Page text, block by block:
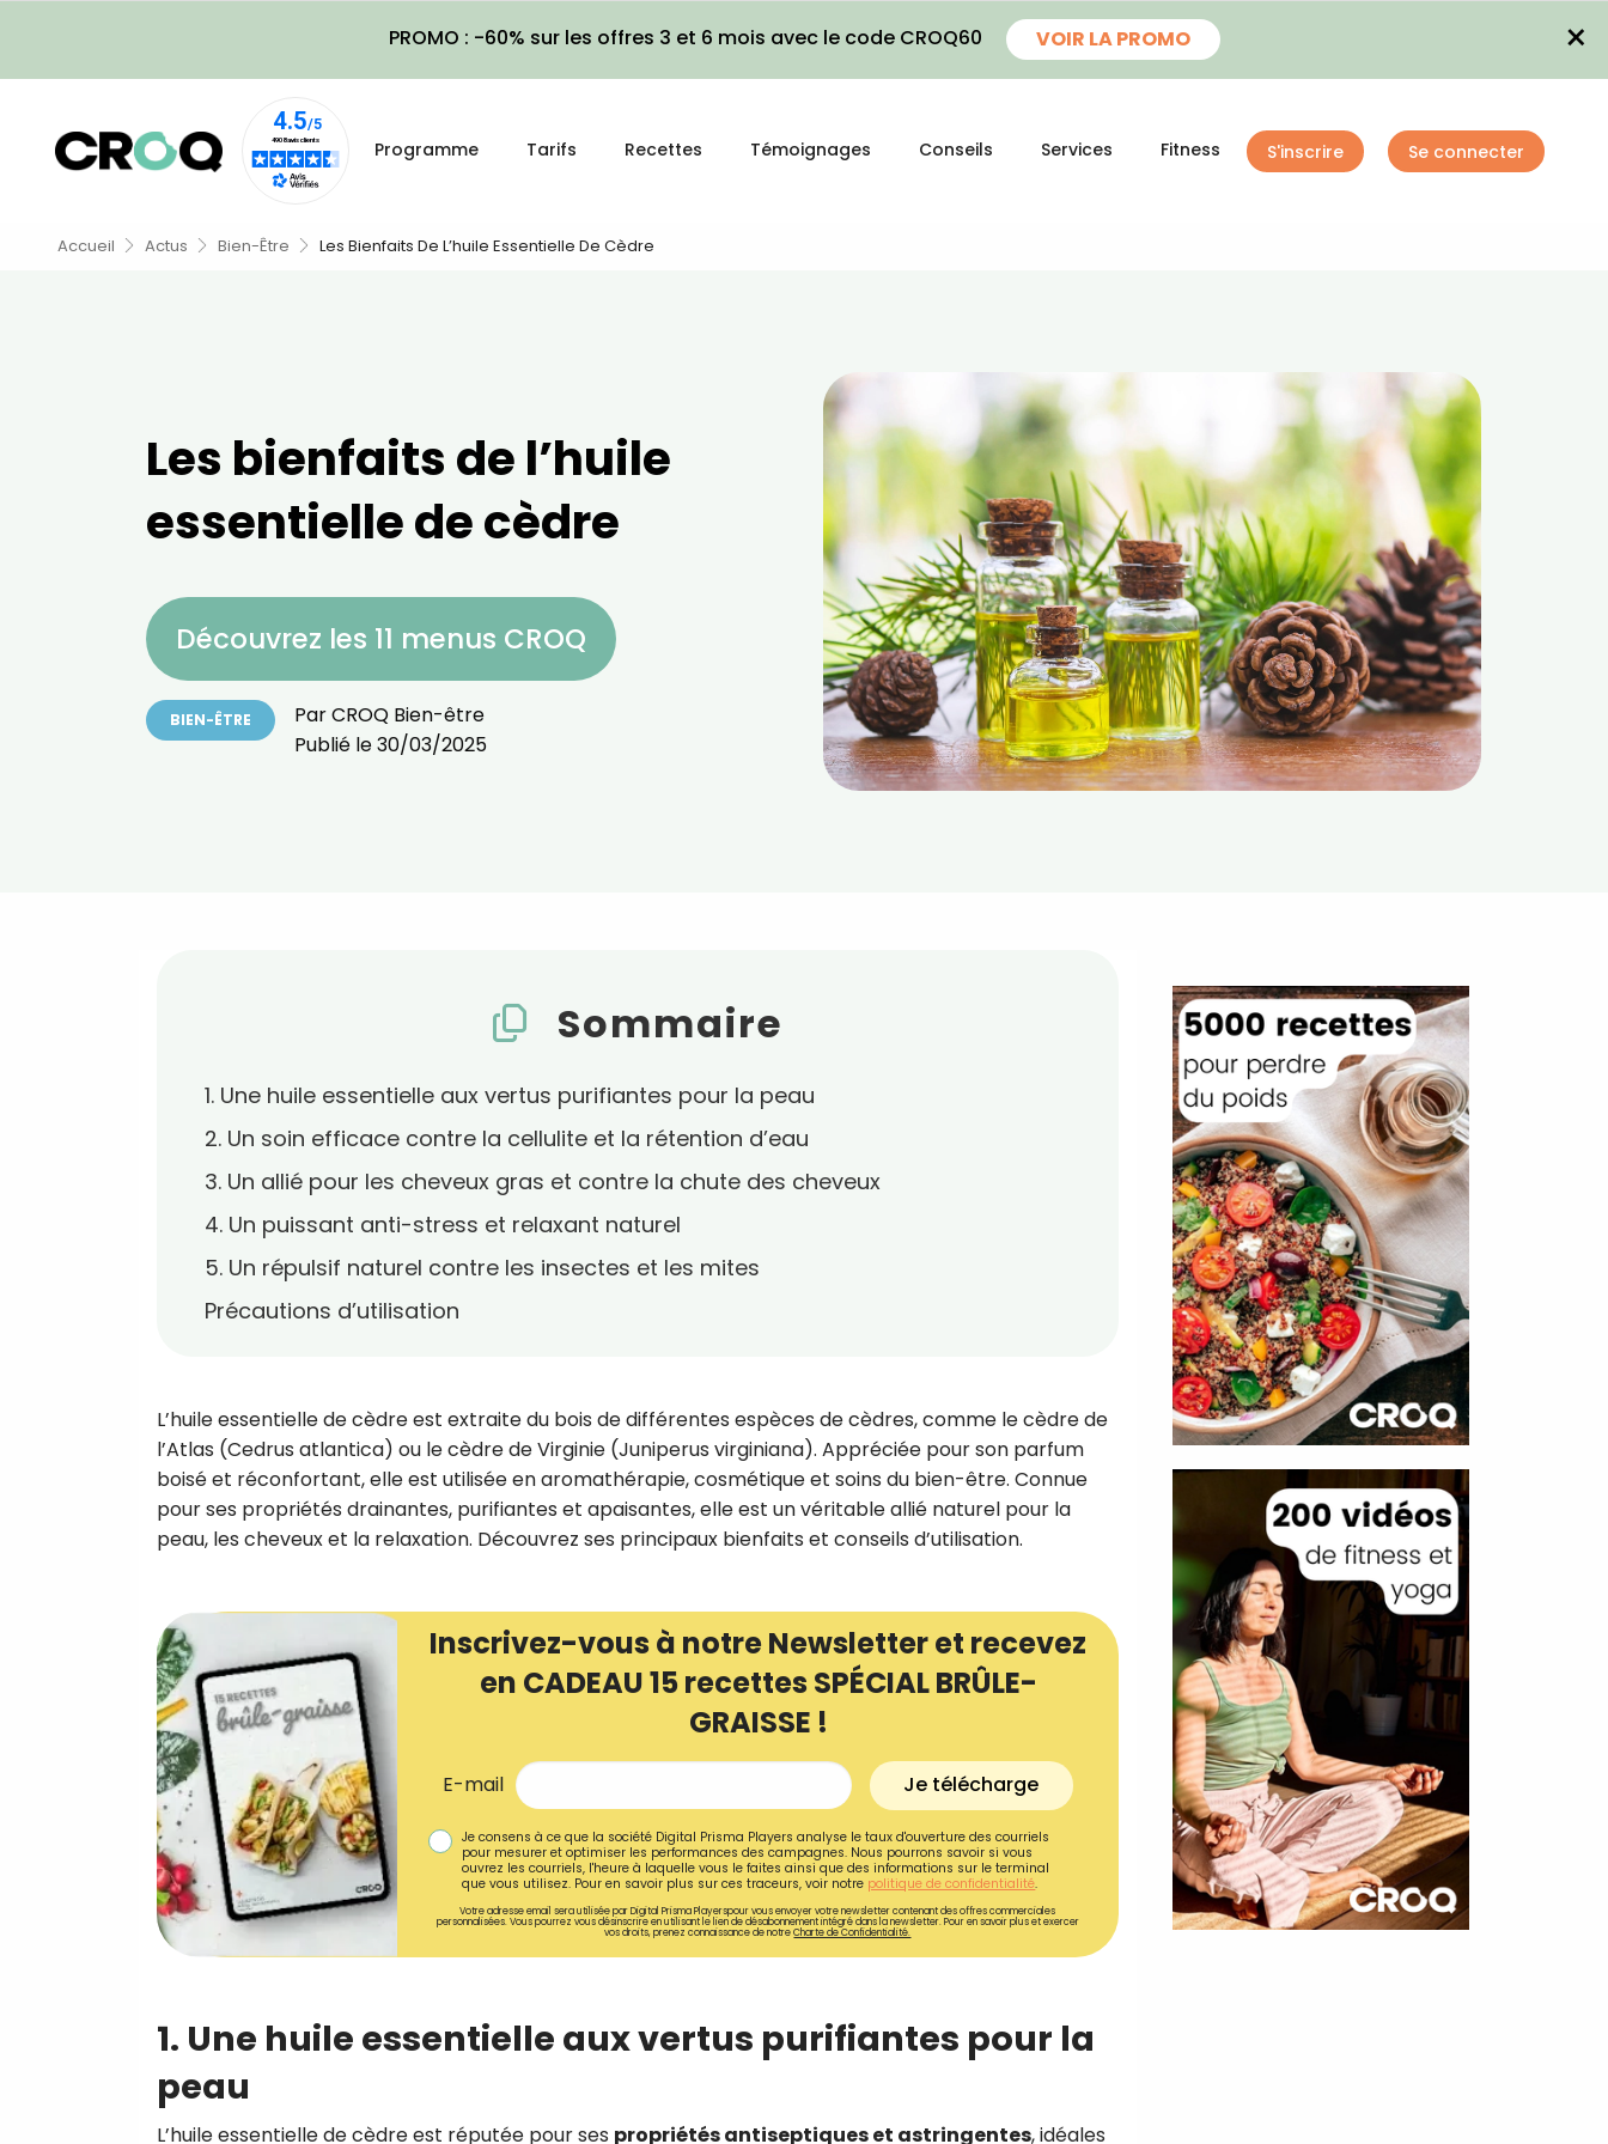
PROMO : -60% sur les offres 3 et 6 mois avec le code CROQ60 VOIR LA PROMO ×
Programme Tarifs Recettes Témoignages Conseils Services Fitness S'inscrire Se connecter
Accueil Actus Bien-Être Les Bienfaits De L’huile Essentielle De Cèdre
Les bienfaits de l’huile
essentielle de cèdre
Découvrez les 11 menus CROQ
BIEN-ÊTRE ParCROQ Bien-être
Publié le30/03/2025
Sommaire
1. Une huile essentielle aux vertus purifiantes pour la peau
2. Un soin efficace contre la cellulite et la rétention d’eau
3. Un allié pour les cheveux gras et contre la chute des cheveux
4. Un puissant anti-stress et relaxant naturel
5. Un répulsif naturel contre les insectes et les mites
Précautions d’utilisation
L’huile essentielle de cèdre est extraite du bois de différentes espèces de cèdres, comme le cèdre de
l’Atlas (Cedrus atlantica) ou le cèdre de Virginie (Juniperus virginiana). Appréciée pour son parfum
boisé et réconfortant, elle est utilisée en aromathérapie, cosmétique et soins du bien-être. Connue
pour ses propriétés drainantes, purifiantes et apaisantes, elle est un véritable allié naturel pour la
peau, les cheveux et la relaxation. Découvrez ses principaux bienfaits et conseils d’utilisation.
Inscrivez-vous à notre Newsletter et recevez
en CADEAU 15 recettes SPÉCIAL BRÛLE-
GRAISSE !
E-mail Je télécharge
Je consens à ce que la société Digital Prisma Players analyse le taux d'ouverture des courriels
pour mesurer et optimiser les performances des campagnes. Nous pourrons savoir si vous
ouvrez les courriels, l'heure à laquelle vous le faites ainsi que des informations sur le terminal
que vous utilisez. Pour en savoir plus sur ces traceurs, voir notre politique de confidentialité.
Votre adresse email sera utilisée par Digital Prisma Playerspour vous envoyer votre newsletter contenant des offres commerciales
personnalisées. Vous pourrez vous désinscrire en utilisant le lien de désabonnement intégré dans la newsletter. Pour en savoir plus et exercer
vos droits, prenez connaissance de notreCharte de Confidentialité.
1. Une huile essentielle aux vertus purifiantes pour la
peau
L’huile essentielle de cèdre est réputée pour ses propriétés antiseptiques et astringentes, idéales
recettes inédites de CROQ
Ainsi que la newsletter promotionnelle de